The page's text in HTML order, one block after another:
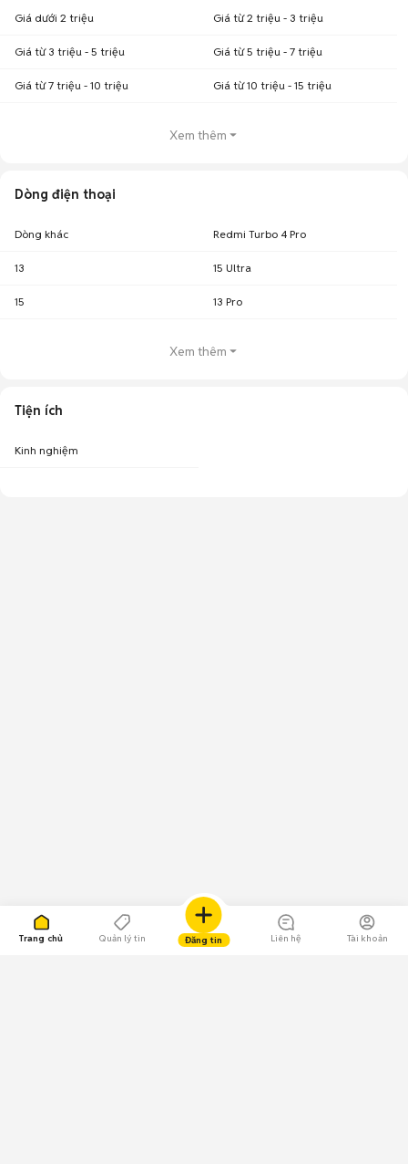
Trang chủ Quản lý tin Đăng tin Liên hệ Tài khoản
Giá dưới 2 triệu Giá từ 2 triệu - 3 triệu
Giá từ 3 triệu - 5 triệu Giá từ 5 triệu - 7 triệu
Giá từ 7 triệu - 10 triệu Giá từ 10 triệu - 15 triệu
Xem thêm
Dòng điện thoại
Dòng khác Redmi Turbo 4 Pro
13 15 Ultra
15 13 Pro
Xem thêm
Tiện ích
Kinh nghiệm